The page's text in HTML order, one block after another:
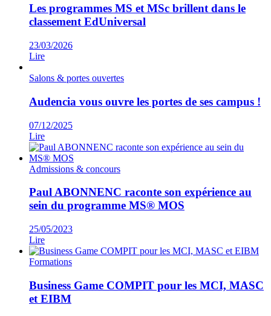
Les programmes MS et MSc brillent dans le
classement EdUniversal
23/03/2026
Lire
Salons & portes ouvertes
Audencia vous ouvre les portes de ses campus !
07/12/2025
Lire
Admissions & concours
Paul ABONNENC raconte son expérience au
sein du programme MS® MOS
25/05/2023
Lire
Formations
Business Game COMPIT pour les MCI, MASC
et EIBM